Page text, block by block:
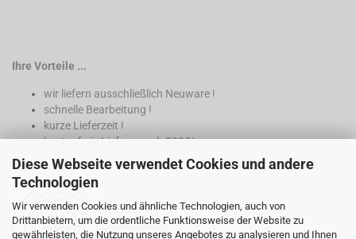
Diese Webseite verwendet Cookies und andere
Technologien
Wir verwenden Cookies und ähnliche Technologien, auch von
Drittanbietern, um die ordentliche Funktionsweise der Website zu
gewährleisten, die Nutzung unseres Angebotes zu analysieren und Ihnen
Ihre Vorteile ...
wir liefern ausschließlich Neuware !
schnelle Bearbeitung !
kurze Lieferzeit !
kostenfreie Lieferung ab 200€*
* nur innerhalb Deutschland